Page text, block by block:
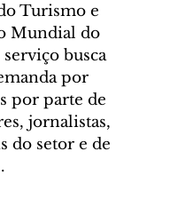
Turismo e
Mundial do
busca
por
por parte de
jornalistas,
do setor e de